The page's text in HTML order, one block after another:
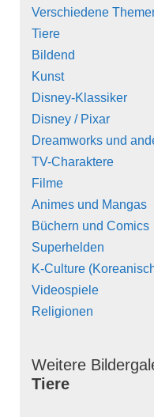
Verschiedene
Tiere
Bildend
Kunst
Disney-Klassiker
Disney / Pixar
Dreamworks und
TV-Charaktere
Filme
Animes und Mangas
Büchern und Comics
Superhelden
K-Culture
Videospiele
Religionen
Weitere
Tiere